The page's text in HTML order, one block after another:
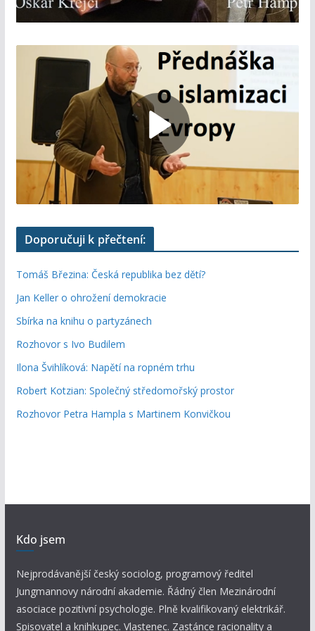
Doporučuji k přečtení:
Tomáš Březina: Česká republika bez dětí?
Jan Keller o ohrožení demokracie
Sbírka na knihu o partyzánech
Rozhovor s Ivo Budilem
Ilona Švihlíková: Napětí na ropném trhu
Robert Kotzian: Společný středomořský prostor
Rozhovor Petra Hampla s Martinem Konvičkou
Kdo jsem
Nejprodávanější český sociolog, programový ředitel
Jungmannovy národní akademie. Řádný člen Mezinárodní
asociace pozitivní psychologie. Plně kvalifikovaný elektrikář.
Spisovatel a knihkupec. Vlastenec. Zastánce racionality a